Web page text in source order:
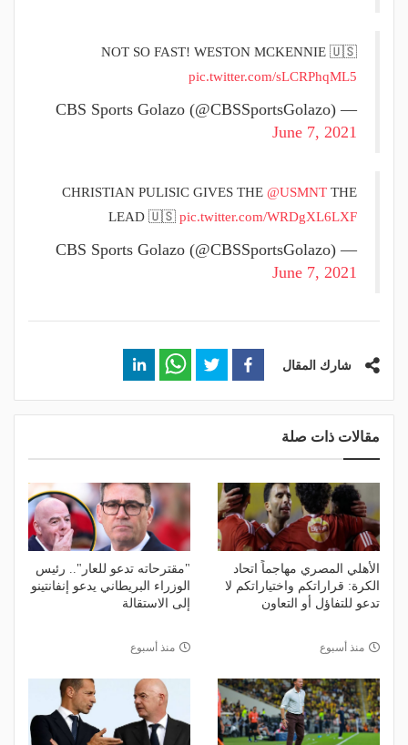
NOT SO FAST! WESTON MCKENNIE 🇺🇸
pic.twitter.com/sLCRPhqML5
— CBS Sports Golazo (@CBSSportsGolazo)
June 7, 2021
CHRISTIAN PULISIC GIVES THE @USMNT THE
LEAD 🇺🇸 pic.twitter.com/WRDgXL6LXF
— CBS Sports Golazo (@CBSSportsGolazo)
June 7, 2021
شارك المقال
مقالات ذات صلة
الأهلي المصري مهاجماً اتحاد
الكرة: قراراتكم واختياراتكم لا
تدعو للتفاؤل أو التعاون
منذ أسبوع
"مقترحاته تدعو للعار".. رئيس
الوزراء البريطاني يدعو إنفانتينو
إلى الاستقالة
منذ أسبوع